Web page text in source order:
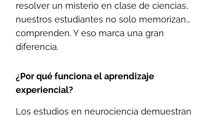
resolver un misterio en clase de ciencias,
nuestros estudiantes no solo memorizan…
comprenden. Y eso marca una gran
diferencia.
¿Por qué funciona el aprendizaje
experiencial?
Los estudios en neurociencia demuestran